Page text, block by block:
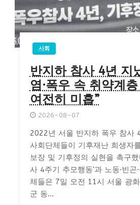
사회
반지하 참사 4년 지
염·폭우 속 취약계
여전히 미흡”
2026-08-07
2022년 서울 반지하 폭우 참사
사회단체들이 기후재난 희생자
보장 및 기후정의 실현을 촉구
사 4주기 추모행동'과 노동·빈곤
체들은 7일 오전 11시 서울 광
군 동...